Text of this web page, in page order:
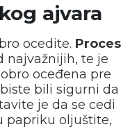
ajvara
ocedite. Proces
najvažnijih, te je
oceđena pre
bili sigurni da
je da se cedi
papriku oljuštite,